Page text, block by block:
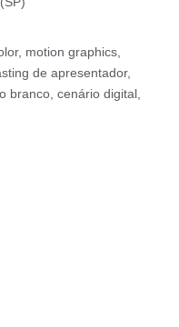
motion graphics,
de apresentador,
branco, cenário digital,